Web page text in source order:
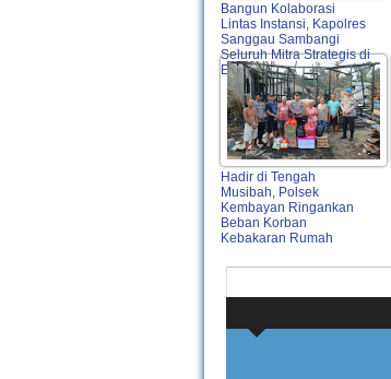
Bangun Kolaborasi
Lintas Instansi, Kapolres
Sanggau Sambangi
Seluruh Mitra Strategis di
Entikong
Hadir di Tengah
Musibah, Polsek
Kembayan Ringankan
Beban Korban
Kebakaran Rumah